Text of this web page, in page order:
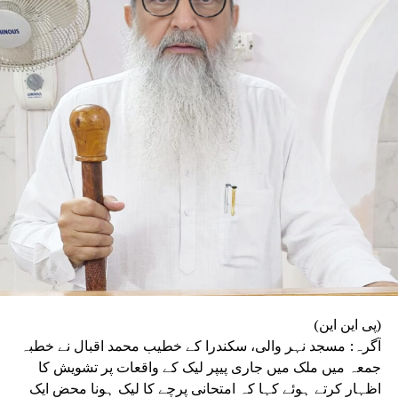
کا اثر بڑھتا جا رہا ہے، جس سے جمہوری اقدار کو
مسلسل نقصان پہنچ رہا ہے۔ انہوں نے اپنے استعفے
میں کہا کہ آئین، جمہوریت اور آئینی اداروں پر
ہونے والے حملوں سے جمہوریت خطرے میں ہے۔ ’’فرد
سے بڑی پارٹی اور پارٹی سے بڑا ملک‘‘ کے جذبے کا
ذکر کرتے ہوئے انہوں نے کہا کہ انہی نظریاتی اور
اخلاقی وجوہات کی بنا پر وہ ریاستی صدر کے عہدے
اور پارٹی کی بنیادی رکنیت سے اپنا استعفیٰ دے
رہے ہیں۔
(پی این این)
آگرہ: مسجد نہر والی، سکندرا کے خطیب محمد اقبال نے خطبہ
جمعہ میں ملک میں جاری پیپر لیک کے واقعات پر تشویش کا
اظہار کرتے ہوئے کہا کہ امتحانی پرچے کا لیک ہونا محض ایک